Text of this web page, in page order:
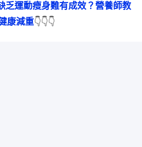
乏運動瘦身難有成效？營養師教
康減重👇👇👇